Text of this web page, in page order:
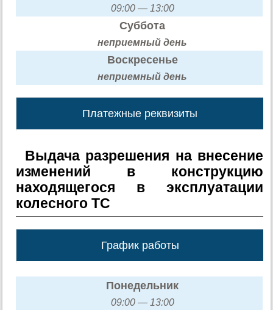
09:00 — 13:00
Суббота
неприемный день
Воскресенье
неприемный день
Платежные реквизиты
Выдача разрешения на внесение
изменений в конструкцию
находящегося в эксплуатации
колесного ТС
График работы
Понедельник
09:00 — 13:00